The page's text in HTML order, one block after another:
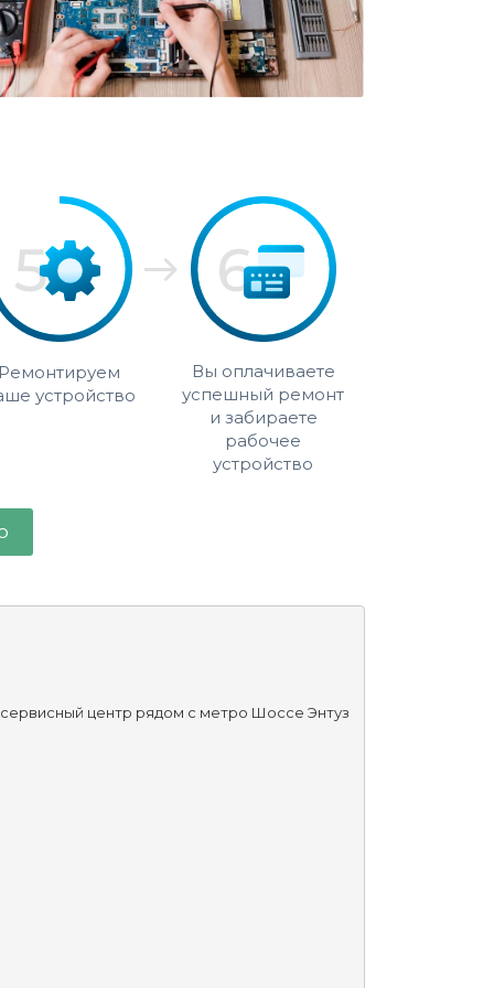
устройство
Вы оплачиваете
успешный ремонт
и забираете
рабочее
устройство
центр рядом с метро Шоссе Энтуз